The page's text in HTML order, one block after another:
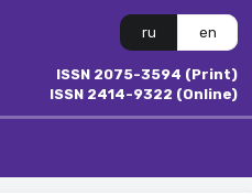
ru en
ISSN 2075-3594 (Print)
ISSN 2414-9322 (Online)